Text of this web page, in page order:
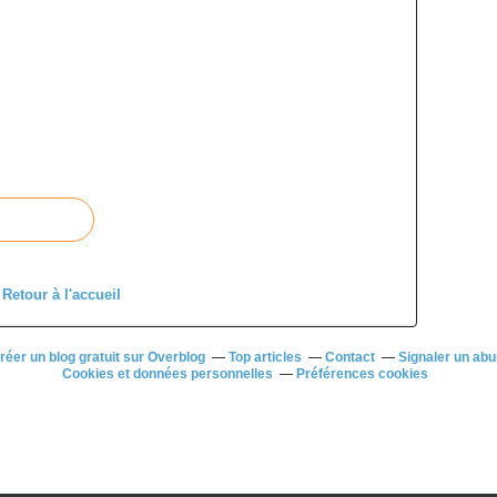
Retour à l'accueil
un blog gratuit sur Overblog Top articles Contact Signaler un
Cookies et données personnelles
Préférences cookies